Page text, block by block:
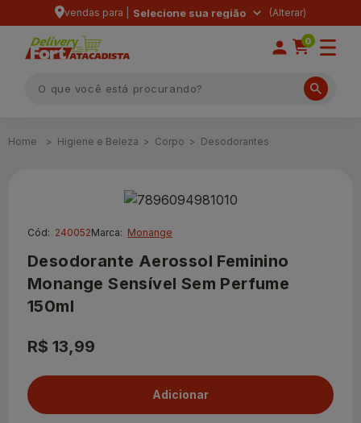
vendas para | Selecione sua região
0
Higiene e Beleza Corpo Desodorantes
Cód: 240052Marca: Monange
Desodorante Aerossol Feminino
Monange Sensível Sem Perfume
150ml
R$ 13,99